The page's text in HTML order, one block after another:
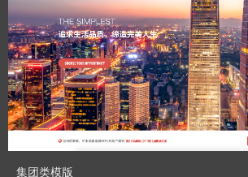
Designed By： CHENHUI_GT
预览模板
集团类模版